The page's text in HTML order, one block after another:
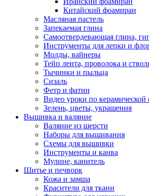
Китайский фоамиран
Масляная пастель
Запекаемая глина
Самоотвердевающая глина,
Инструменты для лепки и
Молды, вайнеры
Тейп лента, проволока и
Тычинки и пыльца
Сизаль
Фетр и фатин
Видео уроки по керамической
Зелень, цветы, украшения
Вышивка и валяние
Валяние из шерсти
Наборы для вышивания
Схемы для вышивки
Инструменты и канва
Мулине, канитель
Шитье и печворк
Кожа и замша
Красители для ткани